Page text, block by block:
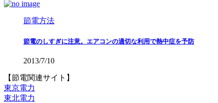
節電方法
節電のしすぎに注意。エアコンの適切な利用で熱中症を予防
2013/7/10
【節電関連サイト】
東京電力
東北電力